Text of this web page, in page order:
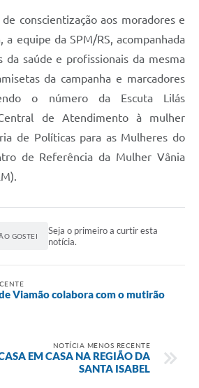
conscientização aos moradores e
a equipe da SPM/RS, acompanhada
da saúde e profissionais da mesma
da campanha e marcadores
o número da Escuta Lilás
Central de Atendimento à mulher
de Políticas para as Mulheres do
de Referência da Mulher Vânia
GOSTEI
Seja o primeiro a curtir esta
notícia.
Viamão colabora com o mutirão
NOTÍCIA MENOS RECENTE
EM CASA NA REGIÃO DA
SANTA ISABEL